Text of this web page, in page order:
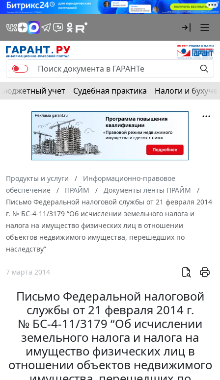
Бюджетный учет Судебная практика Налоги и
Продукты и услуги
Информационно-правовое
обеспечение
ПРАЙМ
Документы ленты ПРАЙМ
Письмо Федеральной налоговой службы от 21 февраля 2014
г. № БС-4-11/3179 “Об исчислении земельного налога и
налога на имущество физических лиц в отношении
объектов недвижимого имущества, перешедших по
наследству”
7 марта 2014
Письмо Федеральной налоговой
службы от 21 февраля 2014 г.
№ БС-4-11/3179 “Об исчислении
земельного налога и налога на
имущество физических лиц в
отношении объектов недвижимого